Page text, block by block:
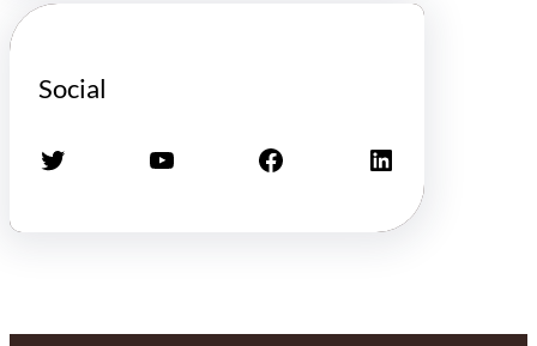
Social
X YouTube Facebook LinkedIn